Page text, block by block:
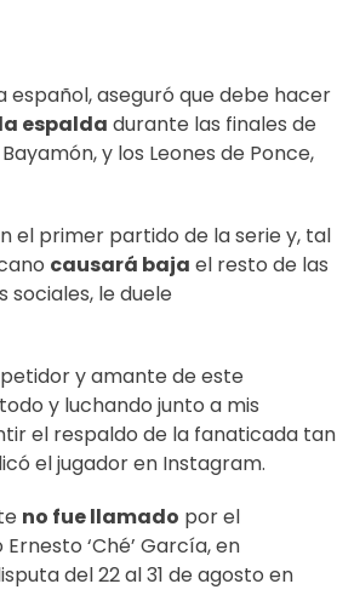
español, aseguró que debe hacer
espalda durante las finales de
y los Leones de Ponce,
el primer partido de la serie y, tal
causará baja el resto de las
sociales, le duele
y amante de este
y luchando junto a mis
el respaldo de la fanaticada tan
el jugador en Instagram.
no fue llamado por el
‘Ché’ García, en
del 22 al 31 de agosto en